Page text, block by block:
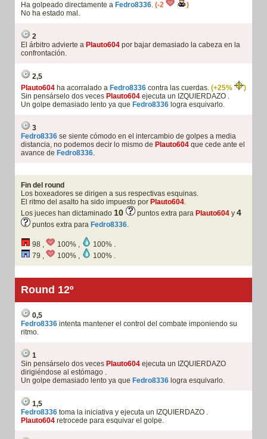
Ha golpeado directamente a Fedro8336. (-2
)
No ha estado mal.
2
El árbitro advierte a Plauto604 por bajar demasiado la cabeza en la
confrontación.
2,5
Plauto604 ha acorralado a Fedro8336 contra las cuerdas. (+25%
)
Sin pensárselo dos veces Plauto604 ejecuta un IZQUIERDAZO .
Un golpe demasiado lento ya que Fedro8336 logra esquivarlo.
3
Fedro8336 se siente cómodo en el intercambio de golpes a media
distancia, no podemos decir lo mismo de Plauto604 que cede ante el
avance de Fedro8336.
Fin del round
Los boxeadores se dirigen a sus respectivas esquinas.
El ritmo del asalto ha sido impuesto por Plauto604.
Los jueces han dictaminado 10 puntos extra para Plauto604 y 4
puntos extra para Fedro8336.
98 , 100% ,
100% .
79 ,
100% , 100% .
Round 12º
0,5
Fedro8336 intenta mantener el control del combate imponiendo su
ritmo.
1
Sin pensárselo dos veces Plauto604 ejecuta un IZQUIERDAZO
dirigiéndose al estómago .
Un golpe demasiado lento ya que Fedro8336 logra esquivarlo.
1,5
Fedro8336 toma la iniciativa y ejecuta un IZQUIERDAZO .
Plauto604 retrocede para esquivar el golpe.